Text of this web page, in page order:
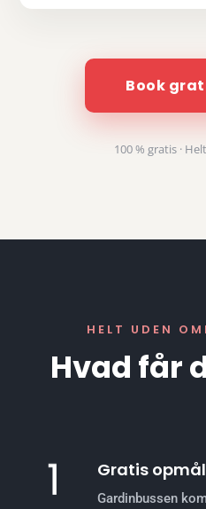
Book
100 % gratis ·
HELT UDEN
Hvad får
Gratis
Gardinbussen